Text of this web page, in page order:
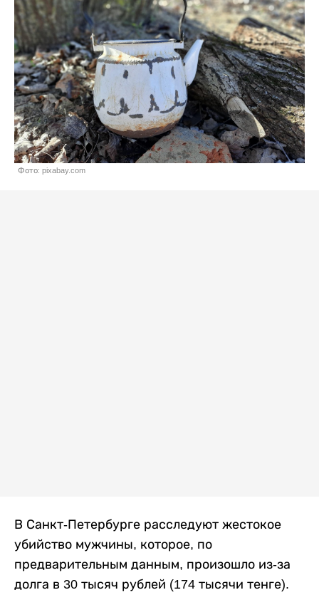
Фото: pixabay.com
В Санкт-Петербурге расследуют жестокое
убийство мужчины, которое, по
предварительным данным, произошло из-за
долга в 30 тысяч рублей (174 тысячи тенге).